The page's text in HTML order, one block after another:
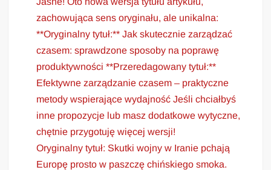
zachowująca sens oryginału, ale unikalna:
**Oryginalny tytuł:** Jak skutecznie zarządzać
czasem: sprawdzone sposoby na poprawę
produktywności **Przeredagowany tytuł:**
Efektywne zarządzanie czasem – praktyczne
metody wspierające wydajność Jeśli chciałbyś
inne propozycje lub masz dodatkowe wytyczne,
chętnie przygotuję więcej wersji!
Oryginalny tytuł: Skutki wojny w Iranie pchają
Europę prosto w paszczę chińskiego smoka.